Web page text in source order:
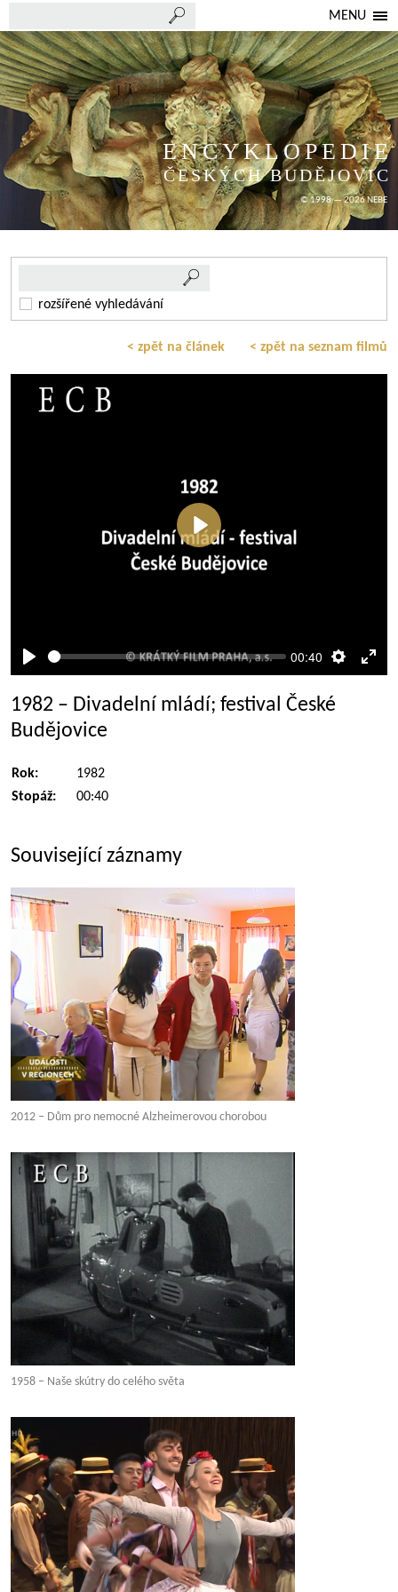
MENU
ENCYKLOPEDIE
ČESKÝCH BUDĚJOVIC
© 1998 — 2026 NEBE
rozšířené vyhledávání
< zpět na článek < zpět na seznam filmů
Přehrát
00:40
Přehrát
1982 – Divadelní mládí; festival České
Budějovice
Rok:
1982
Stopáž:
00:40
Související záznamy
2012 – Dům pro nemocné Alzheimerovou chorobou
1958 – Naše skútry do celého světa